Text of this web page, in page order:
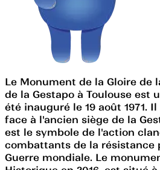
Le Monument de la Gloire de
de la Gestapo à Toulouse est
été inauguré le 19 août 1971.
face à l'ancien siège de la
est le symbole de l'action
combattants de la résistance
Guerre mondiale. Le